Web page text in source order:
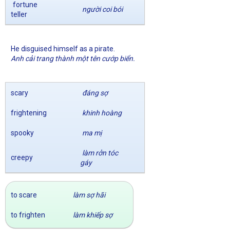
fortune
teller
người coi bói
He disguised himself as a pirate.
Anh cải trang thành một tên cướp biển.
scary đáng sợ
frightening khinh hoàng
spooky ma mị
creepy
làm rởn tóc
gáy
to scare làm sợ hãi
to frighten làm khiếp sợ